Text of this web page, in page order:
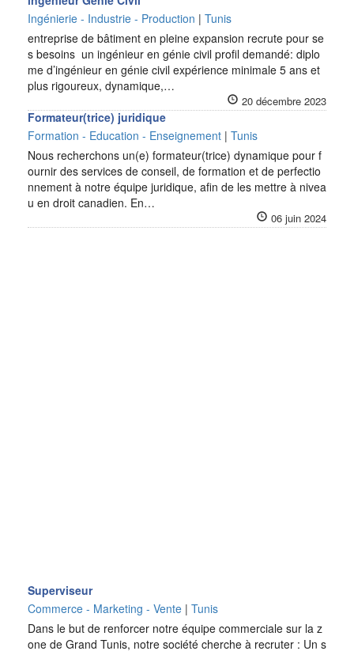
Ingénierie - Industrie - Production | Tunis
entreprise de bâtiment en pleine expansion recrute pour se
s besoins un ingénieur en génie civil profil demandé: diplo
me d’ingénieur en génie civil expérience minimale 5 ans et
plus rigoureux, dynamique,…
20 décembre 2023
Formateur(trice) juridique
Formation - Education - Enseignement | Tunis
Nous recherchons un(e) formateur(trice) dynamique pour f
ournir des services de conseil, de formation et de perfectio
nnement à notre équipe juridique, afin de les mettre à nivea
u en droit canadien. En…
06 juin 2024
Superviseur
Commerce - Marketing - Vente | Tunis
Dans le but de renforcer notre équipe commerciale sur la z
one de Grand Tunis, notre société cherche à recruter : Un s